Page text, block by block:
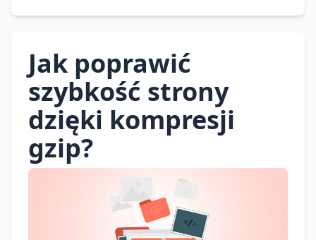
Jak poprawić
szybkość strony
dzięki kompresji
gzip?